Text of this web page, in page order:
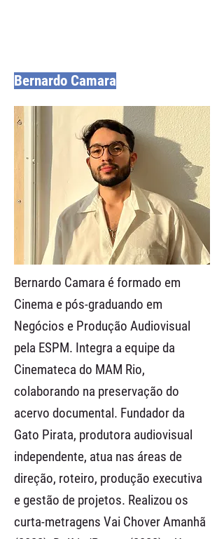
Bernardo Camara
Bernardo Camara é formado em
Cinema e pós-graduando em
Negócios e Produção Audiovisual
pela ESPM. Integra a equipe da
Cinemateca do MAM Rio,
colaborando na preservação do
acervo documental. Fundador da
Gato Pirata, produtora audiovisual
independente, atua nas áreas de
direção, roteiro, produção executiva
e gestão de projetos. Realizou os
curta-metragens Vai Chover Amanhã